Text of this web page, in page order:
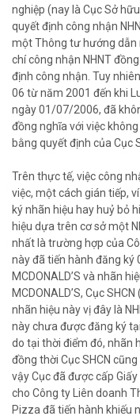
nghiệp (nay là Cục Sở
quyết định công nhận
một Thông tư hướng dẫn
chí công nhận NHNT
định công nhận. Tuy
06 từ năm 2001 đến khi
ngày 01/07/2006, đã
đồng nghĩa với việc
bằng quyết định của Cục
Trên thực tế, việc công
việc, một cách gián tiếp,
ký nhãn hiệu hay huỷ bỏ
hiệu dựa trên cơ sở một
nhất là trường hợp của
này đã tiến hành đăng ký
MCDONALD’S và nhãn
MCDONALD’S, Cục
nhãn hiệu này vị đây là
này chưa được đăng ký
do tại thời điểm đó, nhãn
đồng thời Cục SHCN
vậy Cục đã được cấp
cho Công ty Liên doanh
Pizza đã tiến hành khiếu